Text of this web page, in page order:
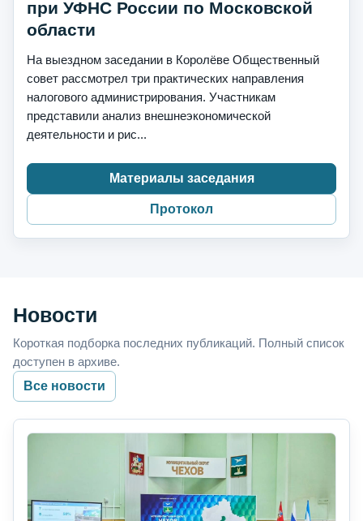
при УФНС России по Московской
области
На выездном заседании в Королёве Общественный
совет рассмотрел три практических направления
налогового администрирования. Участникам
представили анализ внешнеэкономической
деятельности и рис...
Материалы заседания
Протокол
Новости
Короткая подборка последних публикаций. Полный список
доступен в архиве.
Все новости